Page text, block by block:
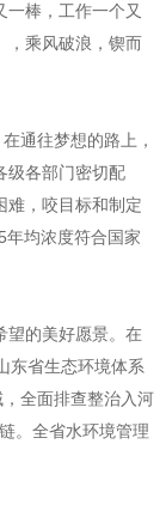
一棒，工作一个又
，乘风破浪，锲而
通往梦想的路上，
级各部门密切配
难，咬目标和制定
年均浓度符合国家
望的美好愿景。在
东省生态环境体系
全面排查整治入河
。全省水环境管理